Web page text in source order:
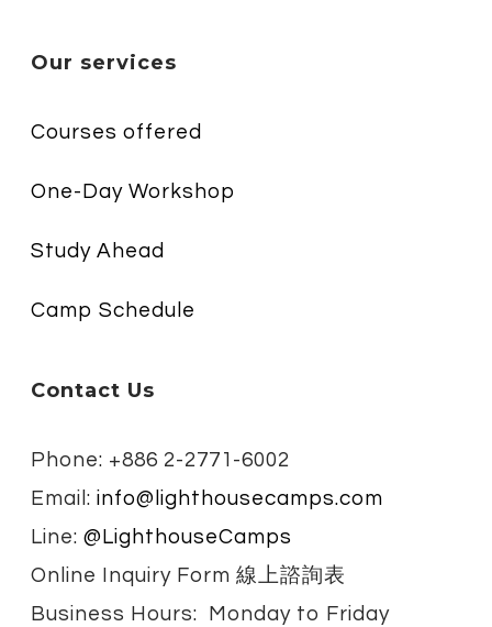
Our services
Courses offered
One-Day Workshop
Study Ahead
Camp Schedule
Contact Us
Phone: +886 2-2771-6002
Email: info@lighthousecamps.com
Line: @LighthouseCamps
Online Inquiry Form 線上諮詢表
Business Hours: Monday to Friday